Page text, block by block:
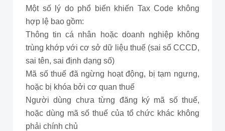
Một số lý do phổ biến khiến Tax Code không
hợp lệ bao gồm:
Thông tin cá nhân hoặc doanh nghiệp không
trùng khớp với cơ sở dữ liệu thuế (sai số CCCD,
sai tên, sai định dạng số)
Mã số thuế đã ngừng hoạt động, bị tạm ngưng,
hoặc bị khóa bởi cơ quan thuế
Người dùng chưa từng đăng ký mã số thuế,
hoặc dùng mã số thuế của tổ chức khác không
phải chính chủ